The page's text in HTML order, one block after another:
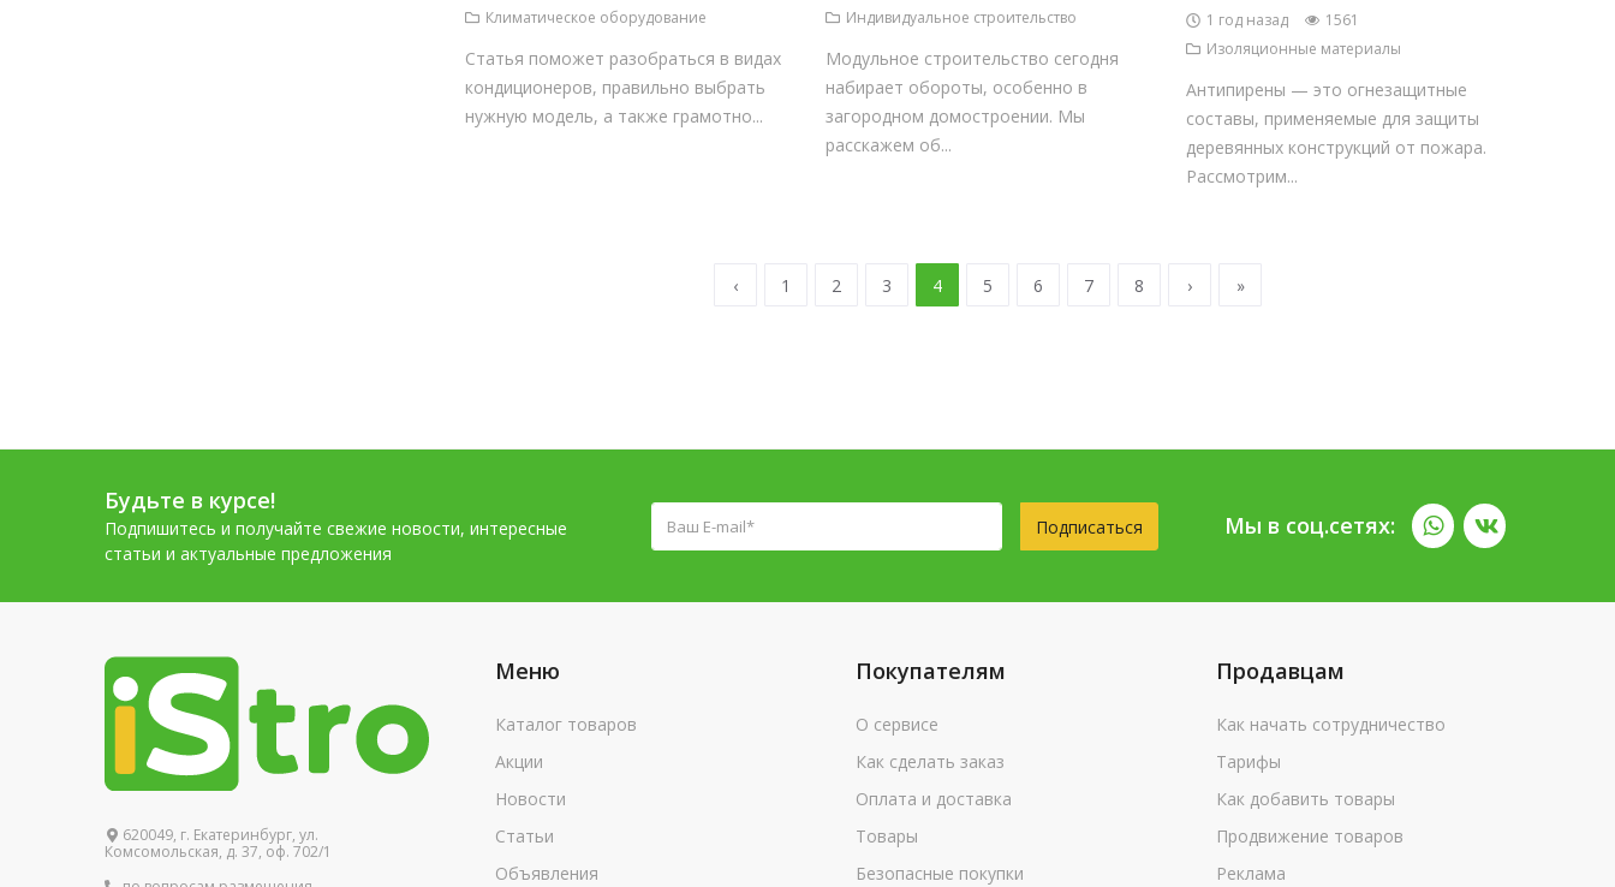
Климатическое оборудование
Статья поможет разобраться в видах
кондиционеров, правильно выбрать
нужную модель, а также грамотно...
Индивидуальное строительство
Модульное строительство сегодня
набирает обороты, особенно в
загородном домостроении. Мы
расскажем об...
1 год назад
1561
Изоляционные материалы
Антипирены — это огнезащитные
составы, применяемые для защиты
деревянных конструкций от пожара.
Рассмотрим...
‹ 1 2 3 4 5 6 7 8 › »
Будьте в курсе!
Подпишитесь и получайте свежие новости, интересные
статьи и актуальные предложения
Подписаться Мы в соц.сетях:
620049, г. Екатеринбург, ул.
Комсомольская, д. 37, оф. 702/1
Меню
Каталог товаров
Акции
Новости
Статьи
Объявления
Покупателям
О сервисе
Как сделать заказ
Оплата и доставка
Товары
Безопасные покупки
Продавцам
Как начать сотрудничество
Тарифы
Как добавить товары
Продвижение товаров
Реклама